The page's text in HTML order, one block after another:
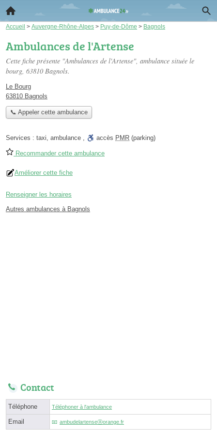
Accueil > Auvergne-Rhône-Alpes > Puy-de-Dôme > Bagnols
Ambulances de l'Artense
Cette fiche présente "Ambulances de l'Artense", ambulance située le
bourg, 63810 Bagnols.
Le Bourg
63810 Bagnols
📞 Appeler cette ambulance
Services : taxi, ambulance , accès PMR (parking)
Recommander cette ambulance
Améliorer cette fiche
Renseigner les horaires
Autres ambulances à Bagnols
Contact
Téléphone Téléphoner à l'ambulance
Email ambudelartenseⓐorange.fr